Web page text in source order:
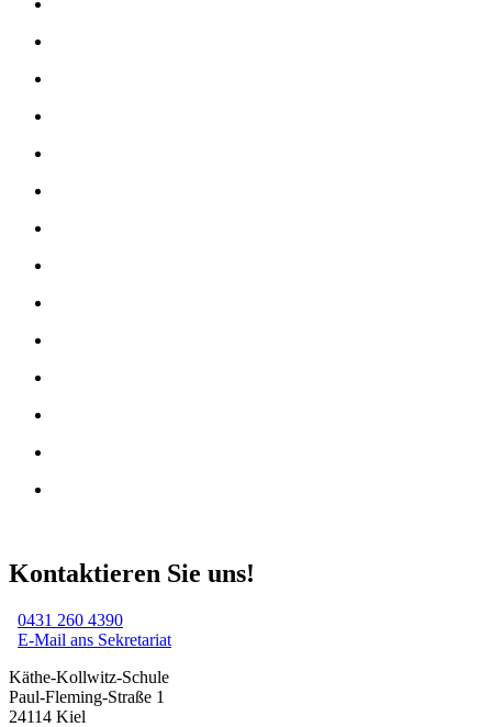
Kontaktieren Sie uns!
0431 260 4390
E-Mail ans Sekretariat
Käthe-Kollwitz-Schule
Paul-Fleming-Straße 1
24114 Kiel